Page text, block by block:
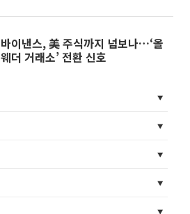
바이낸스, 美 주식까지 넘보나…‘올
웨더 거래소’ 전환 신호